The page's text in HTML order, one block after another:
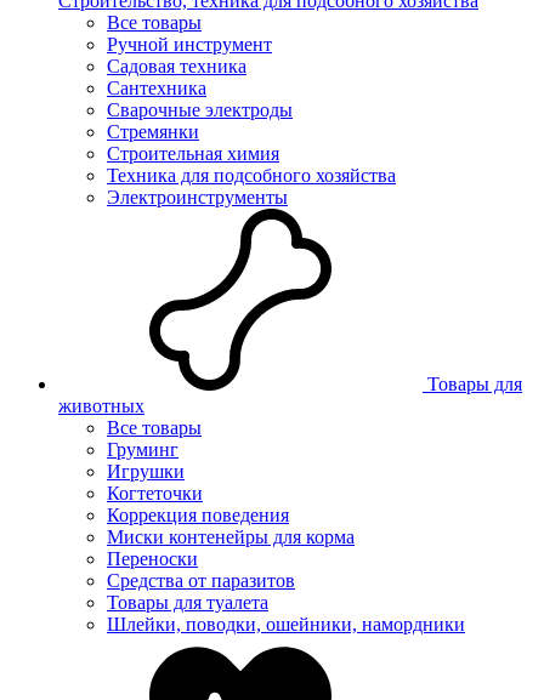
Все товары
Ручной инструмент
Садовая техника
Сантехника
Сварочные электроды
Стремянки
Строительная химия
Техника для подсобного хозяйства
Электроинструменты
Товары для
животных
Все товары
Груминг
Игрушки
Когтеточки
Коррекция поведения
Миски контенейры для корма
Переноски
Средства от паразитов
Товары для туалета
Шлейки, поводки, ошейники, намордники